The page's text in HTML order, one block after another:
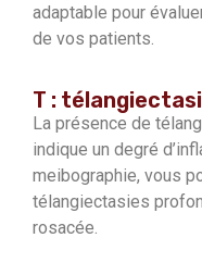
adaptable pour
de vos patients.
T :
La présence de
indique un degré
meibographie, vous
télangiectasies
rosacée.